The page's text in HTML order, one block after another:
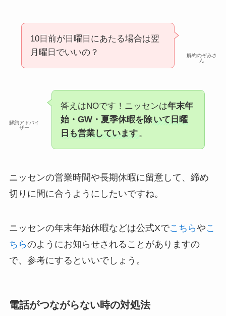
解約のぞみさ
ん
10日前が日曜日にあたる場合は翌
月曜日でいいの？
解約アドバイ
ザー
答えはNOです！ニッセンは年末年
始・GW・夏季休暇を除いて日曜
日も営業しています。
ニッセンの営業時間や長期休暇に留意して、締め
切りに間に合うようにしたいですね。
ニッセンの年末年始休暇などは公式Xでこちらやこ
ちらのようにお知らせされることがありますの
で、参考にするといいでしょう。
電話がつながらない時の対処法